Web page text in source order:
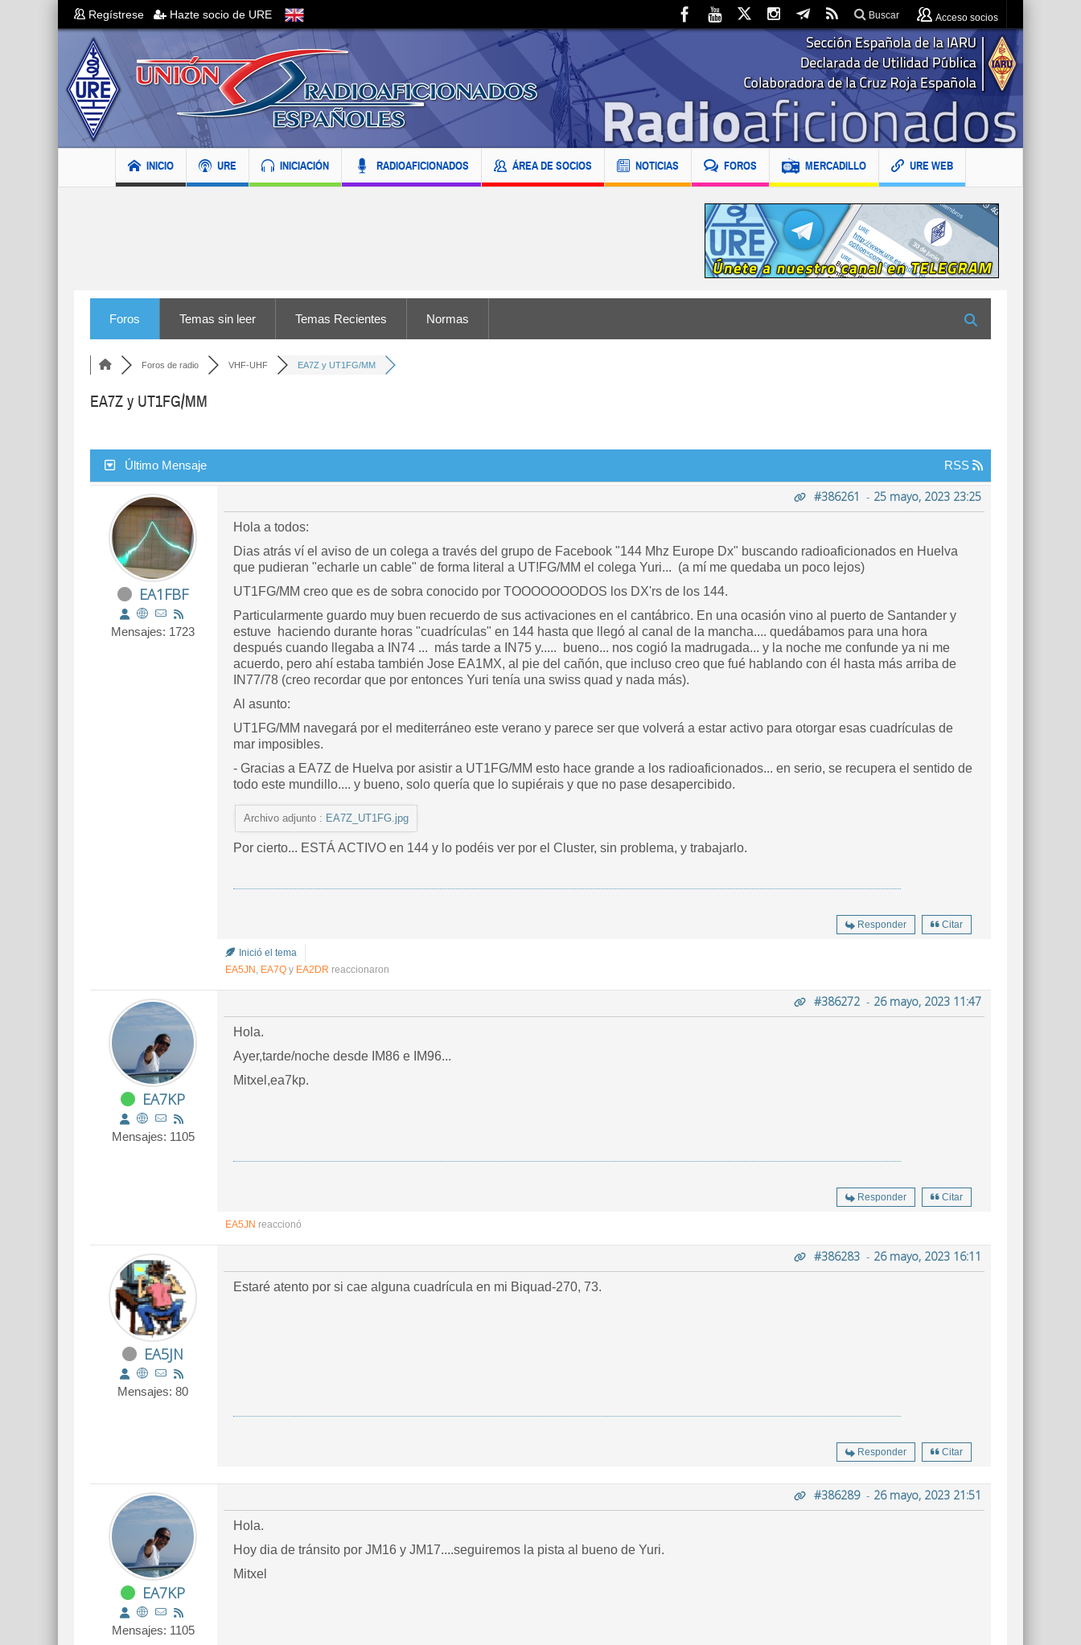
Regístrese Hazte socio de URE Buscar Acceso socios
INICIO URE INICIACIÓN RADIOAFICIONADOS ÁREA DE SOCIOS NOTICIAS FOROS MERCADILLO URE WEB
Foros Temas sin leer Temas Recientes Normas
Foros de radio VHF-UHF EA7Z y UT1FG/MM
EA7Z y UT1FG/MM
Último Mensaje RSS
EA1FBF
Mensajes: 1723
#386261 - 25 mayo, 2023 23:25
Hola a todos:
Dias atrás ví el aviso de un colega a través del grupo de Facebook "144 Mhz Europe Dx" buscando radioaficionados en Huelva
que pudieran "echarle un cable" de forma literal a UT!FG/MM el colega Yuri... (a mí me quedaba un poco lejos)
UT1FG/MM creo que es de sobra conocido por TOOOOOOODOS los DX'rs de los 144.
Particularmente guardo muy buen recuerdo de sus activaciones en el cantábrico. En una ocasión vino al puerto de Santander y
estuve haciendo durante horas "cuadrículas" en 144 hasta que llegó al canal de la mancha.... quedábamos para una hora
después cuando llegaba a IN74 ... más tarde a IN75 y..... bueno... nos cogió la madrugada... y la noche me confunde ya ni me
acuerdo, pero ahí estaba también Jose EA1MX, al pie del cañón, que incluso creo que fué hablando con él hasta más arriba de
IN77/78 (creo recordar que por entonces Yuri tenía una swiss quad y nada más).
Al asunto:
UT1FG/MM navegará por el mediterráneo este verano y parece ser que volverá a estar activo para otorgar esas cuadrículas de
mar imposibles.
- Gracias a EA7Z de Huelva por asistir a UT1FG/MM esto hace grande a los radioaficionados... en serio, se recupera el sentido de
todo este mundillo.... y bueno, solo quería que lo supiérais y que no pase desapercibido.
Archivo adjunto : EA7Z_UT1FG.jpg
Por cierto... ESTÁ ACTIVO en 144 y lo podéis ver por el Cluster, sin problema, y trabajarlo.
Responder Citar
Inició el tema
EA5JN , EA7Q y EA2DR reaccionaron
EA7KP
Mensajes: 1105
#386272 - 26 mayo, 2023 11:47
Hola.
Ayer,tarde/noche desde IM86 e IM96...
Mitxel,ea7kp.
Responder Citar
EA5JN reaccionó
EA5JN
Mensajes: 80
#386283 - 26 mayo, 2023 16:11
Estaré atento por si cae alguna cuadrícula en mi Biquad-270, 73.
Responder Citar
EA7KP
Mensajes: 1105
#386289- 26 mayo, 2023 21:51
Hola.
Hoy dia de tránsito por JM16 y JM17....seguiremos la pista al bueno de Yuri.
Mitxel